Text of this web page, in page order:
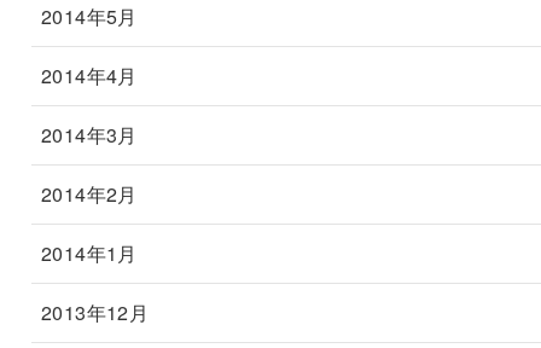
2014年5月
2014年4月
2014年3月
2014年2月
2014年1月
2013年12月